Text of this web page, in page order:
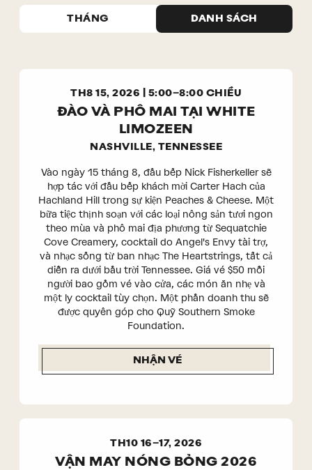
Tìm
kiện
Lượt
hướng
DANH SÁCH
THÁNG
TH8 15, 2026 | 5:00–8:00 CHIỀU
ĐÀO VÀ PHÔ MAI TẠI WHITE
LIMOZEEN
NASHVILLE, TENNESSEE
Vào ngày 15 tháng 8, đầu bếp Nick Fisherkeller sẽ
hợp tác với đầu bếp khách mời Carter Hach của
Hachland Hill trong sự kiện Peaches & Cheese. Một
bữa tiệc thịnh soạn với các loại nông sản tươi ngon
theo mùa và phô mai địa phương từ Sequatchie
Cove Creamery, cocktail do Angel's Envy tài trợ,
và nhạc sống từ ban nhạc The Heartstrings, tất cả
diễn ra dưới bầu trời Tennessee. Giá vé $50 mỗi
người bao gồm vé vào cửa, các món ăn nhẹ và
một ly cocktail tùy chọn. Một phần doanh thu sẽ
được quyên góp cho Quỹ Southern Smoke
Foundation.
NHẬN VÉ
TH10 16–17, 2026
VẬN MAY NÓNG BỎNG 2026